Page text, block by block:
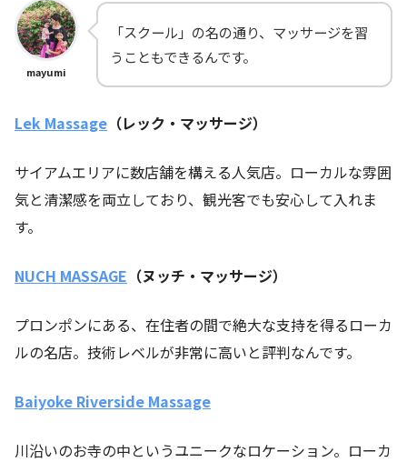
mayumi
「スクール」の名の通り、マッサージを習
うこともできるんです。
Lek Massage （レック・マッサージ）
サイアムエリアに数店舗を構える人気店。ローカルな雰囲
気と清潔感を両立しており、観光客でも安心して入れま
す。
NUCH MASSAGE （ヌッチ・マッサージ）
プロンポンにある、在住者の間で絶大な支持を得るローカ
ルの名店。技術レベルが非常に高いと評判なんです。
Baiyoke Riverside Massage
川沿いのお寺の中というユニークなロケーション。ローカ